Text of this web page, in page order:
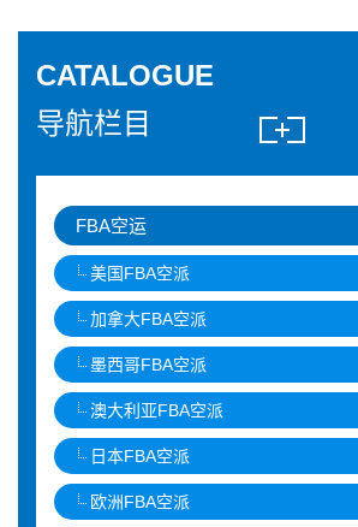
CATALOGUE
导航栏目
FBA空运
美国FBA空派
加拿大FBA空派
墨西哥FBA空派
澳大利亚FBA空派
日本FBA空派
欧洲FBA空派